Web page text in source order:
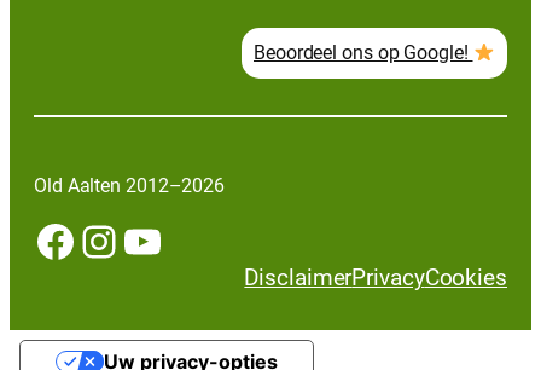
Beoordeel ons op Google!
Old Aalten 2012–2026
Facebook InstagramYouTube
DisclaimerPrivacyCookies
Uw privacy-opties